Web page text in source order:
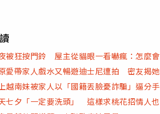
被狂按門鈴 屋主從貓眼一看嚇瘋：怎麼會
愛帶家人戲水又暢遊迪士尼遭拍 密友揭她
越南妹被家人以「國籍丟臉憂詐騙」逼分
七夕「一定要洗頭」 這樣求桃花招情人